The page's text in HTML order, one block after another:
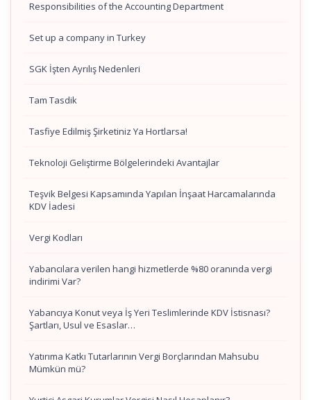
Responsibilities of the Accounting Department
Set up a company in Turkey
SGK İşten Ayrılış Nedenleri
Tam Tasdik
Tasfiye Edilmiş Şirketiniz Ya Hortlarsa!
Teknoloji Geliştirme Bölgelerindeki Avantajlar
Teşvik Belgesi Kapsamında Yapılan İnşaat Harcamalarında
KDV İadesi
Vergi Kodları
Yabancılara verilen hangi hizmetlerde %80 oranında vergi
indirimi Var?
Yabancıya Konut veya İş Yeri Teslimlerinde KDV İstisnası?
Şartları, Usul ve Esaslar…
Yatırıma Katkı Tutarlarının Vergi Borçlarından Mahsubu
Mümkün mü?